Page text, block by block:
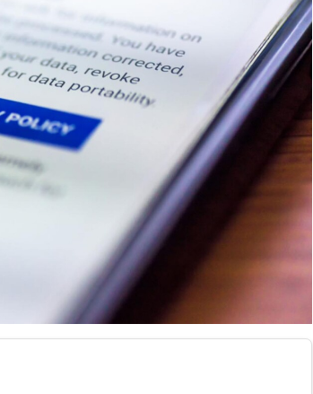
D dati personali